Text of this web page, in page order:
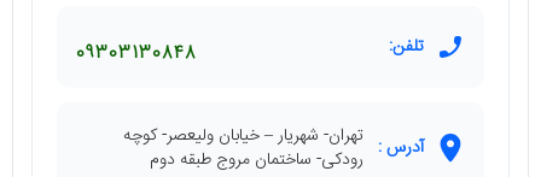
تلفن: 09303130848
آدرس : تهران- شهریار – خیابان ولیعصر- کوچه
رودکی- ساختمان مروج طبقه دوم